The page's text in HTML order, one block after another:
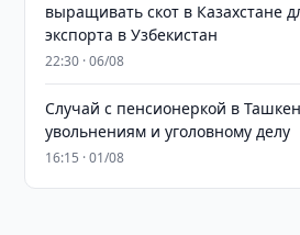
выращивать скот в Казахстане
экспорта в Узбекистан
22:30 · 06/08
Случай с пенсионеркой в
увольнениям и уголовному делу
16:15 · 01/08